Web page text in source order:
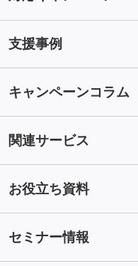
支援事例
キャンペーンコラム
関連サービス
お役立ち資料
セミナー情報